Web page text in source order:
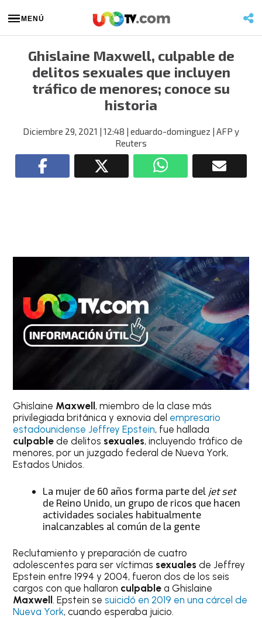
MENÚ
Ghislaine Maxwell, culpable de
delitos sexuales que incluyen
tráfico de menores; conoce su
historia
Diciembre 29, 2021 | 12:48 | eduardo-dominguez | AFP y
Reuters
Ghislaine Maxwell, miembro de la clase más
privilegiada británica y exnovia del empresario
estadounidense Jeffrey Epstein, fue hallada
culpable de delitos sexuales, incluyendo tráfico de
menores, por un juzgado federal de Nueva York,
Estados Unidos.
La mujer de 60 años forma parte del jet set
de Reino Unido, un grupo de ricos que hacen
actividades sociales habitualmente
inalcanzables al común de la gente
Reclutamiento y preparación de cuatro
adolescentes para ser víctimas sexuales de Jeffrey
Epstein entre 1994 y 2004, fueron dos de los seis
cargos con que hallaron culpable a Ghislaine
Maxwell. Epstein sesuicidó en 2019 en una cárcel de
Nueva York, cuando esperaba juicio.